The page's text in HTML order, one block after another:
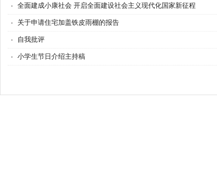
全面建成小康社会 开启全面建设社会主义现代化国家新征程
关于申请住宅加盖铁皮雨棚的报告
自我批评
小学生节日介绍主持稿